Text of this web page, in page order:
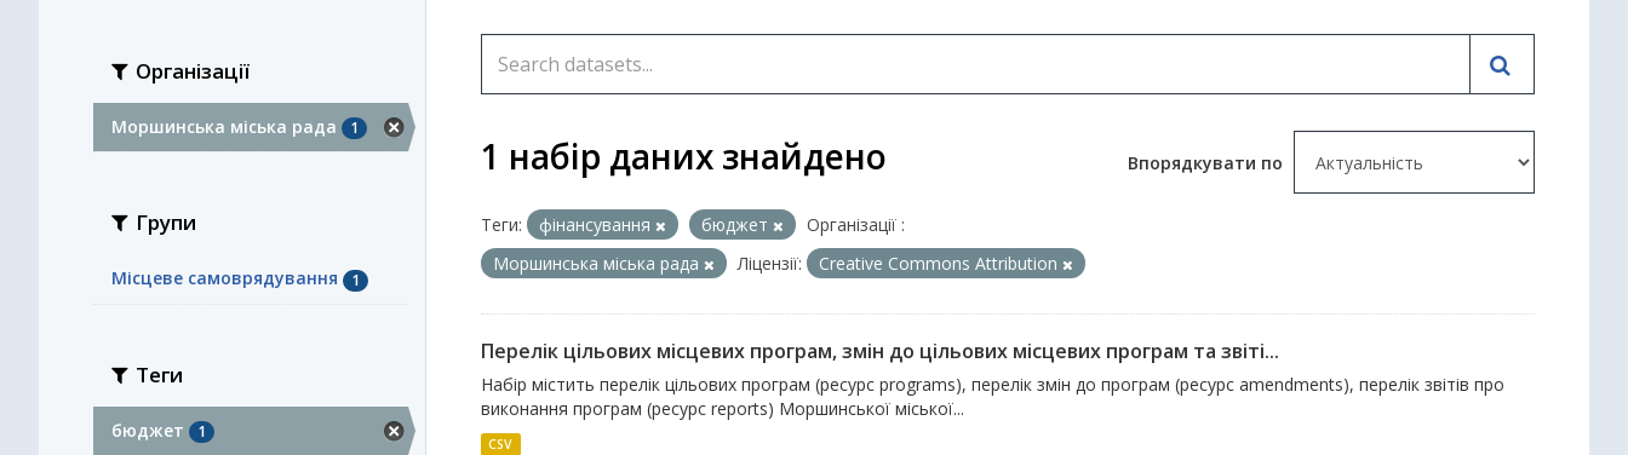
Організації
Моршинська міська рада 1
Групи
Місцеве самоврядування 1
Теги
бюджет 1
Впорядкувати по
1 набір даних знайдено
Теги: фінансування бюджет
Організації :
Моршинська міська рада
Ліцензії: Creative Commons Attribution
Перелік цільових місцевих програм, змін до цільових місцевих програм та звіті...
Набір містить перелік цільових програм (ресурс programs), перелік змін до програм (ресурс amendments), перелік звітів про
виконання програм (ресурс reports) Моршинської міської...
CSV